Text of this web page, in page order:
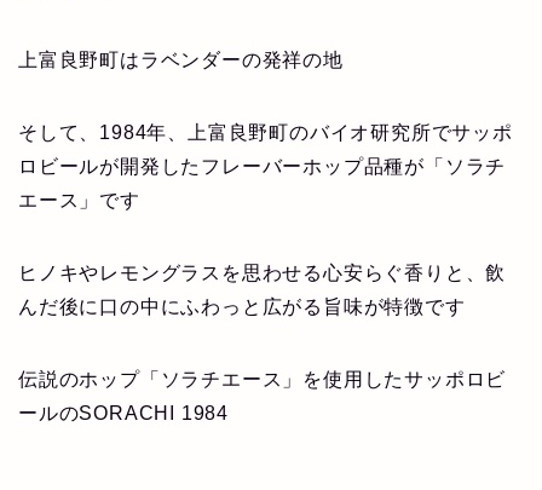
上富良野町はラベンダーの発祥の地
そして、1984年、上富良野町のバイオ研究所でサッポ
ロビールが開発したフレーバーホップ品種が「ソラチ
エース」です
ヒノキやレモングラスを思わせる心安らぐ香りと、飲
んだ後に口の中にふわっと広がる旨味が特徴です
伝説のホップ「ソラチエース」を使用したサッポロビ
ールのSORACHI 1984